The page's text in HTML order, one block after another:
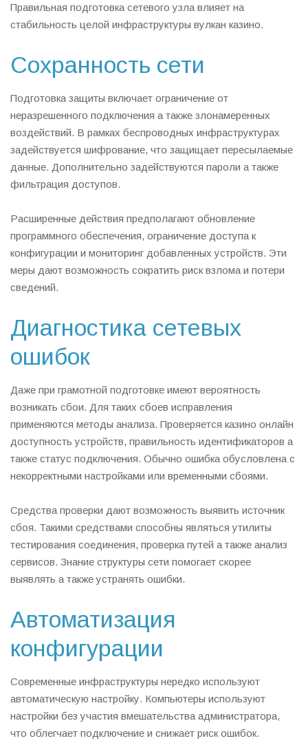
Правильная подготовка сетевого узла влияет на
стабильность целой инфраструктуры вулкан казино.
Сохранность сети
Подготовка защиты включает ограничение от
неразрешенного подключения а также злонамеренных
воздействий. В рамках беспроводных инфраструктурах
задействуется шифрование, что защищает пересылаемые
данные. Дополнительно задействуются пароли а также
фильтрация доступов.
Расширенные действия предполагают обновление
программного обеспечения, ограничение доступа к
конфигурации и мониторинг добавленных устройств. Эти
меры дают возможность сократить риск взлома и потери
сведений.
Диагностика сетевых
ошибок
Даже при грамотной подготовке имеют вероятность
возникать сбои. Для таких сбоев исправления
применяются методы анализа. Проверяется казино онлайн
доступность устройств, правильность идентификаторов а
также статус подключения. Обычно ошибка обусловлена с
некорректными настройками или временными сбоями.
Средства проверки дают возможность выявить источник
сбоя. Такими средствами способны являться утилиты
тестирования соединения, проверка путей а также анализ
сервисов. Знание структуры сети помогает скорее
выявлять а также устранять ошибки.
Автоматизация
конфигурации
Современные инфраструктуры нередко используют
автоматическую настройку. Компьютеры используют
настройки без участия вмешательства администратора,
что облегчает подключение и снижает риск ошибок.